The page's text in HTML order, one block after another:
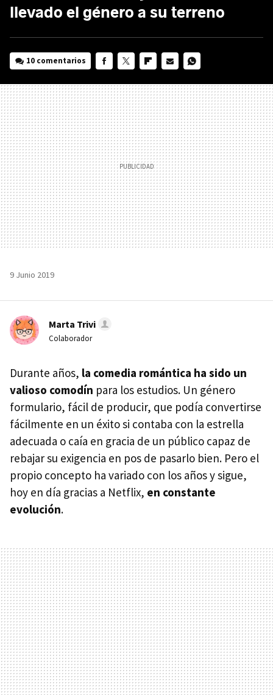
llevado el género a su terreno
10 comentarios
MAIL
9 Junio 2019
Marta Trivi
Colaborador
Durante años, la comedia romántica ha sido un
valioso comodín para los estudios. Un género
formulario, fácil de producir, que podía convertirse
fácilmente en un éxito si contaba con la estrella
adecuada o caía en gracia de un público capaz de
rebajar su exigencia en pos de pasarlo bien. Pero el
propio concepto ha variado con los años y sigue,
hoy en día gracias a Netflix, en constante
evolución.